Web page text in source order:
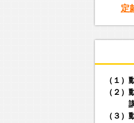
定
（１
（２）
講演
（３）